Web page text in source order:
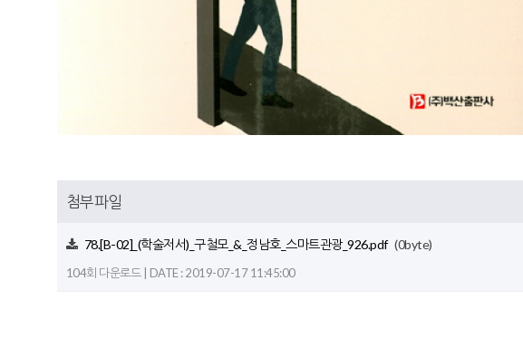
첨부파일
78.[B-02]_(학술저서)_구철모_&_정남호_스마트관광_926.pdf (0byte)
104회 다운로드 | DATE : 2019-07-17 11:45:00